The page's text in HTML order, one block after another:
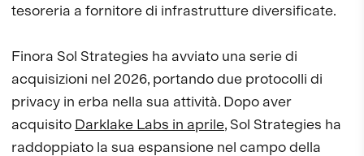
tesoreria a fornitore di infrastrutture diversificate.
Finora Sol Strategies ha avviato una serie di
acquisizioni nel 2026, portando due protocolli di
privacy in erba nella sua attività. Dopo aver
acquisito Darklake Labs in aprile, Sol Strategies ha
raddoppiato la sua espansione nel campo della